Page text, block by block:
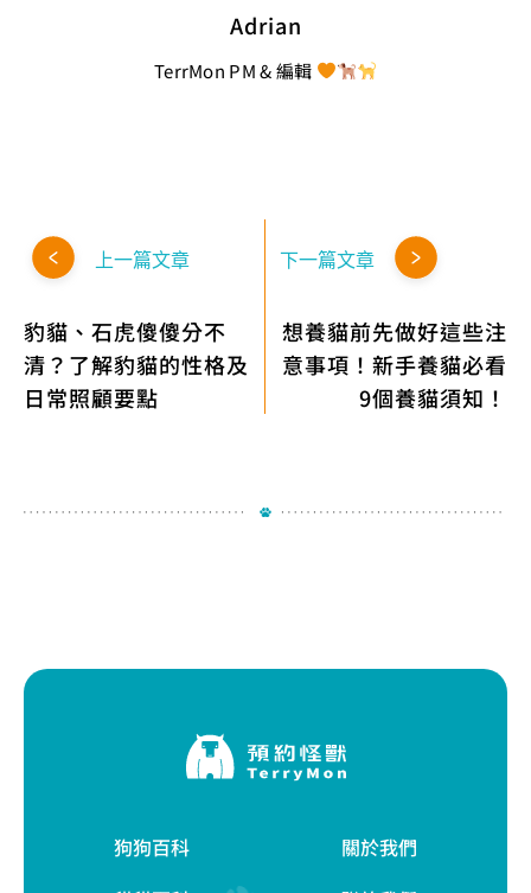
Adrian
TerrMon PM & 編輯
上一篇文章
豹貓、石虎傻傻分不
清？了解豹貓的性格及
日常照顧要點
下一篇文章
想養貓前先做好這些注
意事項！新手養貓必看
9個養貓須知！
狗狗百科
關於我們